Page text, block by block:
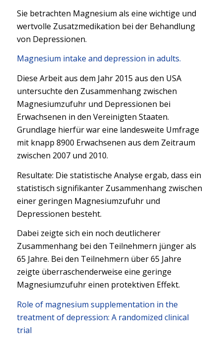
Sie betrachten Magnesium als eine wichtige und
wertvolle Zusatzmedikation bei der Behandlung
von Depressionen.
Magnesium intake and depression in adults.
Diese Arbeit aus dem Jahr 2015 aus den USA
untersuchte den Zusammenhang zwischen
Magnesiumzufuhr und Depressionen bei
Erwachsenen in den Vereinigten Staaten.
Grundlage hierfür war eine landesweite Umfrage
mit knapp 8900 Erwachsenen aus dem Zeitraum
zwischen 2007 und 2010.
Resultate: Die statistische Analyse ergab, dass ein
statistisch signifikanter Zusammenhang zwischen
einer geringen Magnesiumzufuhr und
Depressionen besteht.
Dabei zeigte sich ein noch deutlicherer
Zusammenhang bei den Teilnehmern jünger als
65 Jahre. Bei den Teilnehmern über 65 Jahre
zeigte überraschenderweise eine geringe
Magnesiumzufuhr einen protektiven Effekt.
Role of magnesium supplementation in the
treatment of depression: A randomized clinical
trial